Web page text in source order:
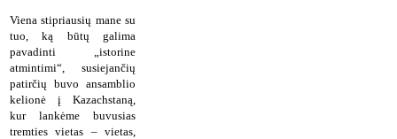
Viena stipriausių mane su
tuo, ką būtų galima
pavadinti „istorine
atmintimi“, susiejančių
patirčių buvo ansamblio
kelionė į Kazachstaną,
kur lankėme buvusias
tremties vietas – vietas,